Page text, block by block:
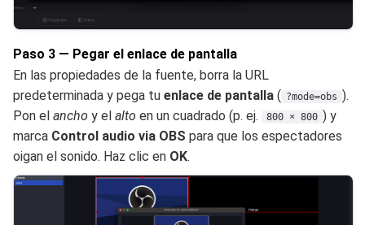
Paso 3 — Pegar el enlace de pantalla
En las propiedades de la fuente, borra la URL
predeterminada y pega tu enlace de pantalla ( ?mode=obs ).
Pon el ancho y el alto en un cuadrado (p. ej. 800 × 800 ) y
marca Control audio via OBS para que los espectadores
oigan el sonido. Haz clic en OK.